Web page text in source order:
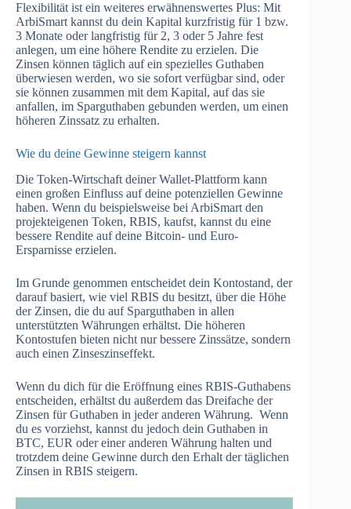
Flexibilität ist ein weiteres erwähnenswertes Plus: Mit
ArbiSmart kannst du dein Kapital kurzfristig für 1 bzw.
3 Monate oder langfristig für 2, 3 oder 5 Jahre fest
anlegen, um eine höhere Rendite zu erzielen. Die
Zinsen können täglich auf ein spezielles Guthaben
überwiesen werden, wo sie sofort verfügbar sind, oder
sie können zusammen mit dem Kapital, auf das sie
anfallen, im Sparguthaben gebunden werden, um einen
höheren Zinssatz zu erhalten.
Wie du deine Gewinne steigern kannst
Die Token-Wirtschaft deiner Wallet-Plattform kann
einen großen Einfluss auf deine potenziellen Gewinne
haben. Wenn du beispielsweise bei ArbiSmart den
projekteigenen Token, RBIS, kaufst, kannst du eine
bessere Rendite auf deine Bitcoin- und Euro-
Ersparnisse erzielen.
Im Grunde genommen entscheidet dein Kontostand, der
darauf basiert, wie viel RBIS du besitzt, über die Höhe
der Zinsen, die du auf Sparguthaben in allen
unterstützten Währungen erhältst. Die höheren
Kontostufen bieten nicht nur bessere Zinssätze, sondern
auch einen Zinseszinseffekt.
Wenn du dich für die Eröffnung eines RBIS-Guthabens
entscheiden, erhältst du außerdem das Dreifache der
Zinsen für Guthaben in jeder anderen Währung. Wenn
du es vorziehst, kannst du jedoch dein Guthaben in
BTC, EUR oder einer anderen Währung halten und
trotzdem deine Gewinne durch den Erhalt der täglichen
Zinsen in RBIS steigern.